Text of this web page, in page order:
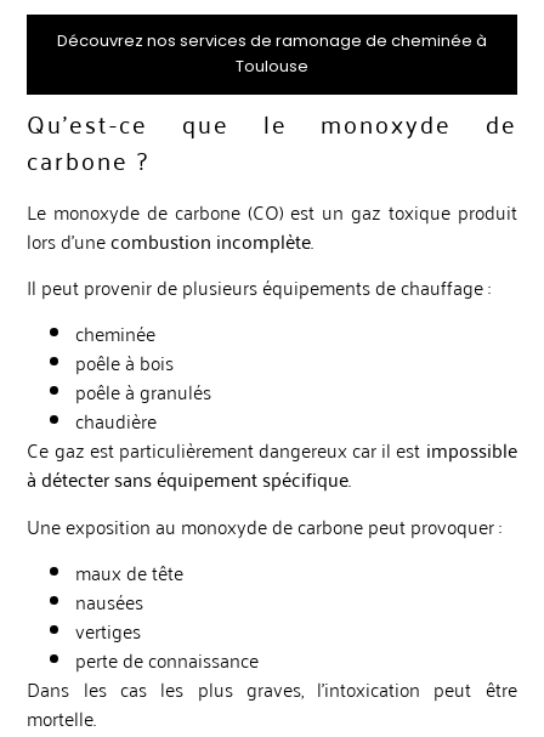
Découvrez nos services de ramonage de cheminée à
Toulouse
Qu’est-ce que le monoxyde de
carbone ?
Le monoxyde de carbone (CO) est un gaz toxique produit
lors d’unecombustion incomplète.
Il peut provenir de plusieurs équipements de chauffage :
cheminée
poêle à bois
poêle à granulés
chaudière
Ce gaz est particulièrement dangereux car il est impossible
à détecter sans équipement spécifique.
Une exposition au monoxyde de carbone peut provoquer :
maux de tête
nausées
vertiges
perte de connaissance
Dans les cas les plus graves, l’intoxication peut être
mortelle.